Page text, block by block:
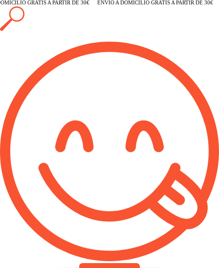
GRATIS A PARTIR DE 30€ ENVÍO A DOMICILIO GRATIS A PARTIR DE 30€